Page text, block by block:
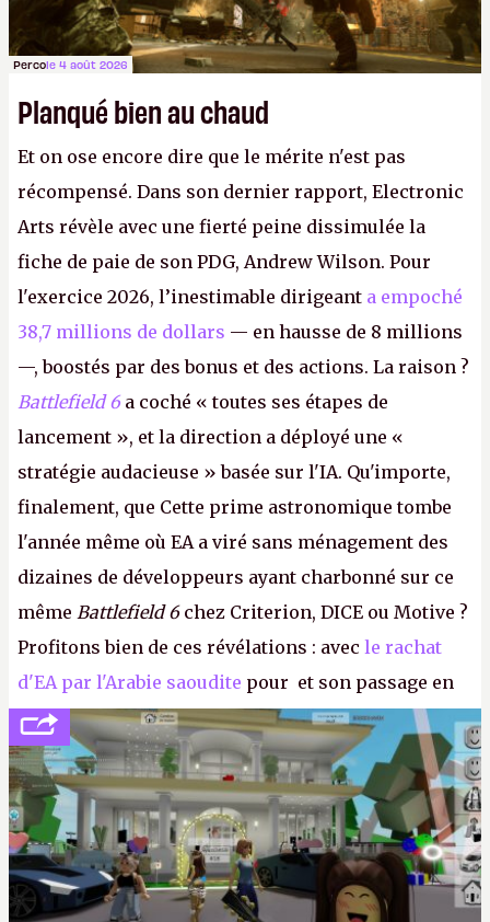
Percole 4 août 2026
Planqué bien au chaud
Et on ose encore dire que le mérite n'est pas
récompensé. Dans son dernier rapport, Electronic
Arts révèle avec une fierté peine dissimulée la
fiche de paie de son PDG, Andrew Wilson. Pour
l'exercice 2026, l’inestimable dirigeant a empoché
38,7 millions de dollars — en hausse de 8 millions
—, boostés par des bonus et des actions. La raison ?
Battlefield 6 a coché « toutes ses étapes de
lancement », et la direction a déployé une «
stratégie audacieuse » basée sur l'IA. Qu'importe,
finalement, que Cette prime astronomique tombe
l'année même où EA a viré sans ménagement des
dizaines de développeurs ayant charbonné sur ce
même Battlefield 6chez Criterion, DICE ou Motive ?
Profitons bien de ces révélations : avec le rachat
d'EA par l'Arabie saoudite pour et son passage en
société privée, l'éditeur n'aura bientôt plus
l'obligation de publier ses bilans. Encore une
victoire pour la transparence.P.